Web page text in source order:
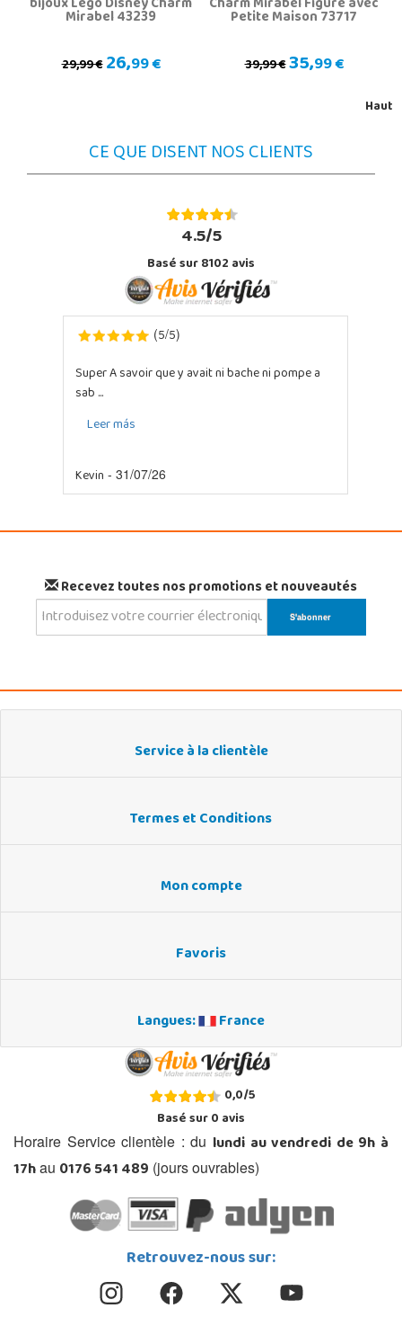
Mirabel 43239
29,99 €26,99 €
Petite Maison 73717
39,99 €35,99 €
Haut
CE QUE DISENT NOS CLIENTS
4.5/5
Basé sur 8102 avis
(5/5)
Super A savoir que y avait ni bache ni pompe a
sab ...
Leer más
Kevin - 31/07/26
Recevez toutes nos promotions et nouveautés
Service à la clientèle
Termes et Conditions
Mon compte
Favoris
Langues: France
0,0/5
Basé sur0avis
Horaire Service clientèle : du lundi au vendredi de 9h à
17hau 0176 541 489 (jours ouvrables)
Retrouvez-nous sur: